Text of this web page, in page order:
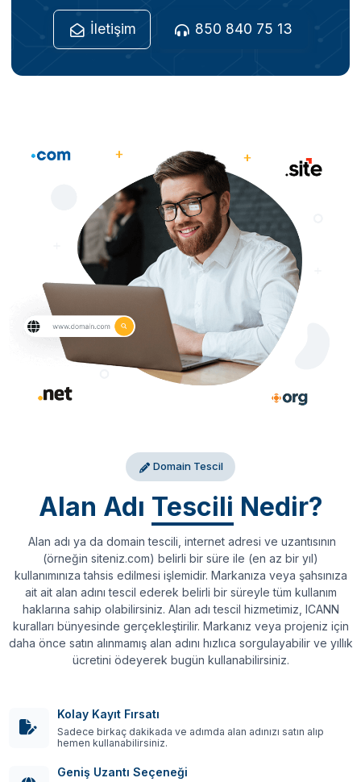
İletişim 850 840 75 13
Domain Tescil
Alan Adı Tescili Nedir?
Alan adı ya da domain tescili, internet adresi ve uzantısının
(örneğin siteniz.com) belirli bir süre ile (en az bir yıl)
kullanımınıza tahsis edilmesi işlemidir. Markanıza veya şahsınıza
ait ait alan adını tescil ederek belirli bir süreyle tüm kullanım
haklarına sahip olabilirsiniz. Alan adı tescil hizmetimiz, ICANN
kuralları bünyesinde gerçekleştirilir. Markanız veya projeniz için
daha önce satın alınmamış alan adını hızlıca sorgulayabilir ve yıllık
ücretini ödeyerek bugün kullanabilirsiniz.
Kolay Kayıt Fırsatı
Sadece birkaç dakikada ve adımda alan adınızı satın alıp
hemen kullanabilirsiniz.
Geniş Uzantı Seçeneği